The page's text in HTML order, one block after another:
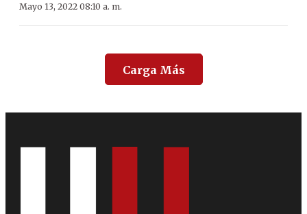
Mayo 13, 2022 08:10 a. m.
Carga Más